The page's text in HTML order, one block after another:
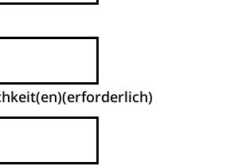
(erforderlich)